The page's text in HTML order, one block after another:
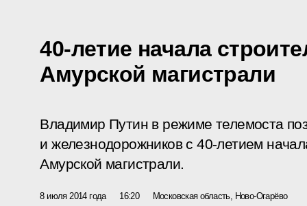
40-летие начала
Амурской магистрали
Владимир Путин в режиме телемоста
и железнодорожников с 40-летием
Амурской магистрали.
8 июля 2014 года 16:20 Московская область, Ново-Огарёво